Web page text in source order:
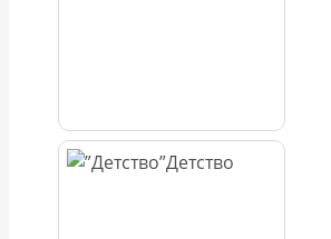
Детство